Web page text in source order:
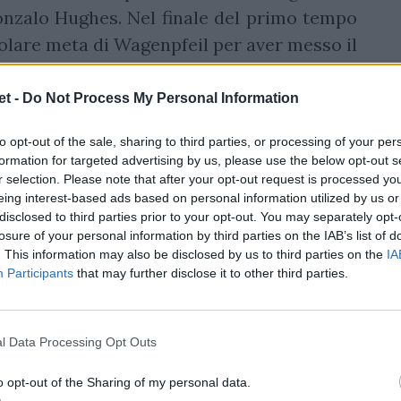
- Do Not Process My Personal Information
opt-out of the sale, sharing to third parties, or processing of your
for targeted advertising by us, please use the below opt-out
selection. Please note that after your opt-out request is processed
interest-based ads based on personal information utilized by us
to third parties prior to your opt-out. You may separately
of your personal information by third parties on the IAB’s list of
This information may also be disclosed by us to third parties on the
Participants that may further disclose it to other third parties.
Data Processing Opt Outs
opt-out of the Sharing of my personal data.
Hughes. Nel finale del primo tempo
meta di Wagenpfeil per aver messo il
Si va negli spogliatoi sul 10-17.
Petrarca
prende in mano le redini del gioco
ma poco cinico. Lyle allunga con
in difesa del Viadana e grazie a una
la meta che chiude le ostilità su calcio
un buon avanzamento di Scagnolari.